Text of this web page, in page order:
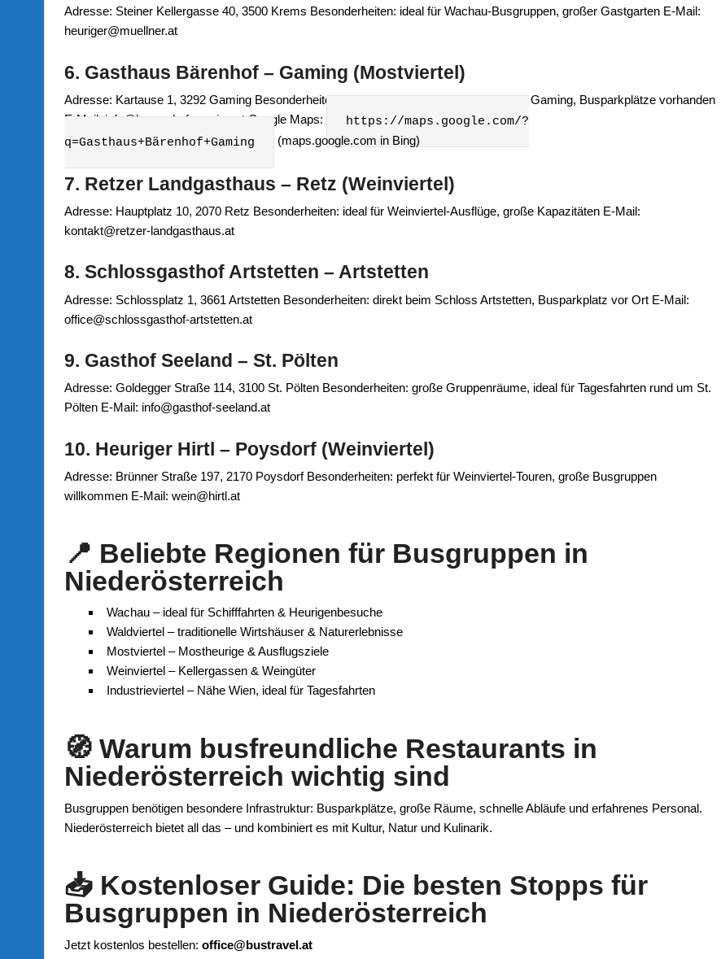
Adresse: Steiner Kellergasse 40, 3500 Krems Besonderheiten: ideal für Wachau‑Busgruppen, großer Gastgarten E‑Mail:
heuriger@muellner.at
6. Gasthaus Bärenhof – Gaming (Mostviertel)
Adresse: Kartause 1, 3292 Gaming Besonderheiten: perfekte Kombination mit Kartause Gaming, Busparkplätze vorhanden
E‑Mail: info@baerenhof-gaming.at Google Maps:
https://maps.google.com/?
q=Gasthaus+Bärenhof+Gaming
(maps.google.com in Bing)
7. Retzer Landgasthaus – Retz (Weinviertel)
Adresse: Hauptplatz 10, 2070 Retz Besonderheiten: ideal für Weinviertel‑Ausflüge, große Kapazitäten E‑Mail:
kontakt@retzer-landgasthaus.at
8. Schlossgasthof Artstetten – Artstetten
Adresse: Schlossplatz 1, 3661 Artstetten Besonderheiten: direkt beim Schloss Artstetten, Busparkplatz vor Ort E‑Mail:
office@schlossgasthof-artstetten.at
9. Gasthof Seeland – St. Pölten
Adresse: Goldegger Straße 114, 3100 St. Pölten Besonderheiten: große Gruppenräume, ideal für Tagesfahrten rund um St.
Pölten E‑Mail: info@gasthof-seeland.at
10. Heuriger Hirtl – Poysdorf (Weinviertel)
Adresse: Brünner Straße 197, 2170 Poysdorf Besonderheiten: perfekt für Weinviertel‑Touren, große Busgruppen
willkommen E‑Mail: wein@hirtl.at
📍 Beliebte Regionen für Busgruppen in
Niederösterreich
Wachau – ideal für Schifffahrten & Heurigenbesuche
Waldviertel – traditionelle Wirtshäuser & Naturerlebnisse
Mostviertel – Mostheurige & Ausflugsziele
Weinviertel – Kellergassen & Weingüter
Industrieviertel – Nähe Wien, ideal für Tagesfahrten
🧭 Warum busfreundliche Restaurants in
Niederösterreich wichtig sind
Busgruppen benötigen besondere Infrastruktur: Busparkplätze, große Räume, schnelle Abläufe und erfahrenes Personal.
Niederösterreich bietet all das – und kombiniert es mit Kultur, Natur und Kulinarik.
📥 Kostenloser Guide: Die besten Stopps für
Busgruppen in Niederösterreich
Jetzt kostenlos bestellen:office@bustravel.at